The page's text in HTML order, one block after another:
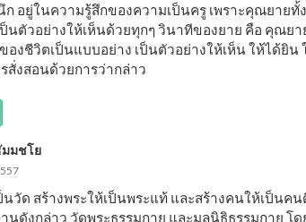
อยู่ในความรู้สึกของความเป็นครู เพราะคุณยายทั้ง
นตัวอย่างให้เห็นด้วยทุกๆ วินาทีของยาย คือ คุณยา
องชีวิตเป็นแบบอย่าง เป็นตัวอย่างให้เห็น ให้ได้ยิน
สั่งสอนด้วยการว่ากล่าว
มมชโย
นวัด สร้างพระให้เป็นพระแท้ และสร้างคนให้เป็นคน
ดังกล่าว วัดพระธรรมกาย และมูลนิธิธรรมกาย โด